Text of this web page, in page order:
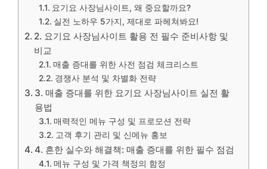
요기요 사장님사이트, 왜 중요할까요?
실전 노하우 5가지, 제대로 파헤쳐봐요!
2. 요기요 사장님사이트 활용 전 필수 준비사항 및
비교
매출 증대를 위한 사전 점검 체크리스트
경쟁사 분석 및 차별화 전략
3. 매출 증대를 위한 요기요 사장님사이트 실전 활
용법
매력적인 메뉴 구성 및 프로모션 전략
고객 후기 관리 및 신메뉴 홍보
4. 흔한 실수와 해결책: 매출 증대를 위한 필수 점검
메뉴 구성 및 가격 책정의 함정